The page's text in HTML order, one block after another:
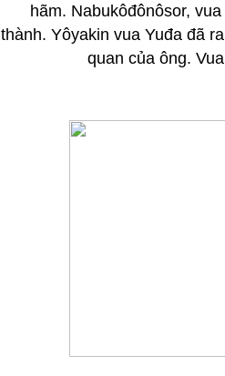
hãm. Nabukôđônôsor,
thành. Yôyakin vua Yuđa đã
quan của ông.